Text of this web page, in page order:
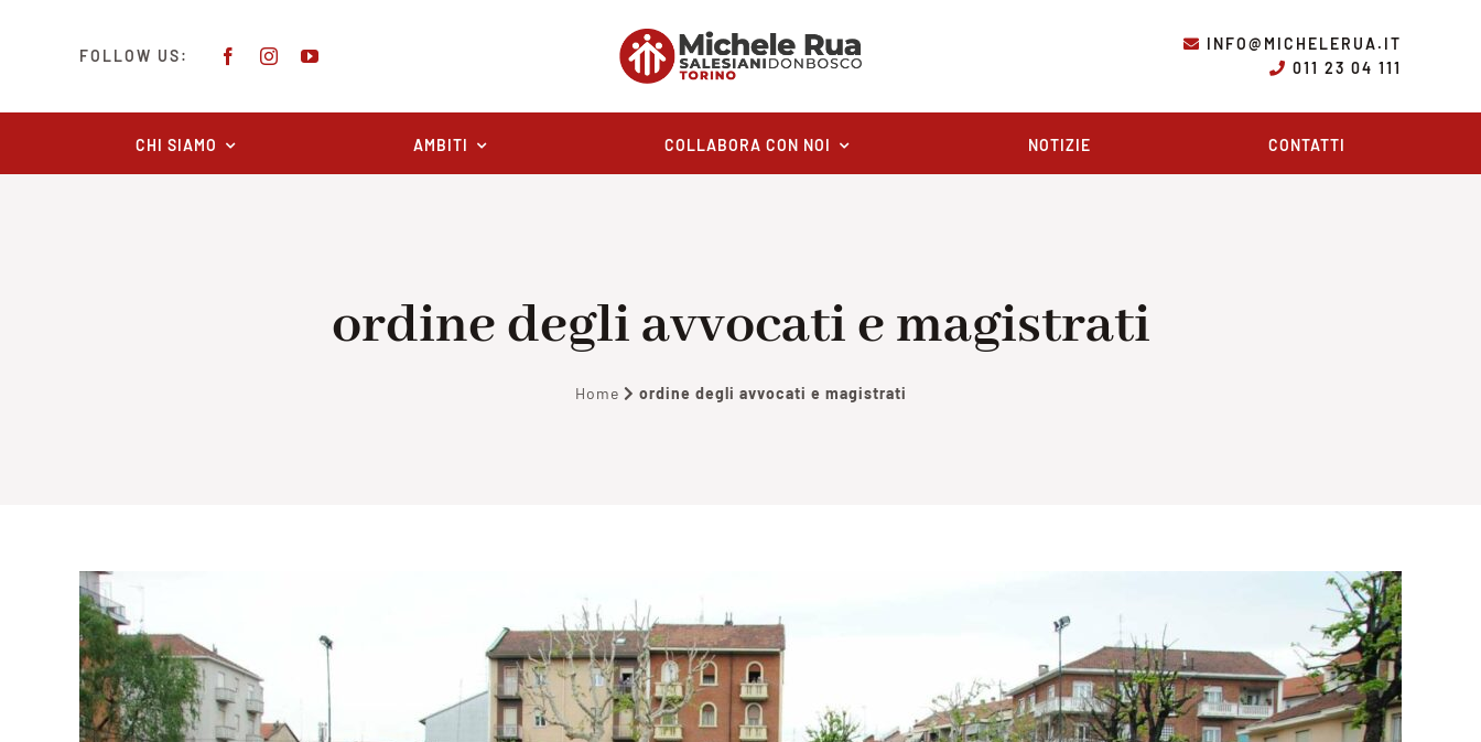
FOLLOW US:
INFO@MICHELERUA.IT
011 23 04 111
CHI SIAMO AMBITI COLLABORA CON NOI NOTIZIE CONTATTI
ordine degli avvocati e magistrati
Home ordine degli avvocati e magistrati